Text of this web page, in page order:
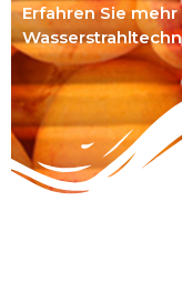
Erfahren Sie